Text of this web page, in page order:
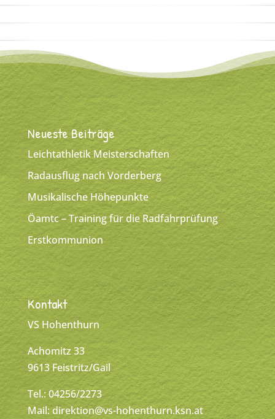
Neueste Beiträge
Leichtathletik Meisterschaften
Radausflug nach Vorderberg
Musikalische Höhepunkte
Öamtc – Training für die Radfahrprüfung
Erstkommunion
Kontakt
VS Hohenthurn
Achomitz 33
9613 Feistritz/Gail
Tel.: 04256/2273
Mail:direktion@vs-hohenthurn.ksn.at